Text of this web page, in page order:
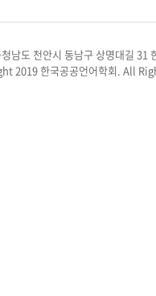
청남도 천안시 동남구 상명대길
2019 한국공공언어학회. All